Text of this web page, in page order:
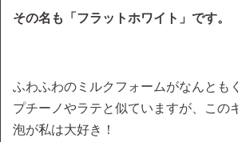
その名も「フラットホワイト」です。
ふわふわのミルクフォームがなんとも
プチーノやラテと似ていますが、この
泡が私は大好き！